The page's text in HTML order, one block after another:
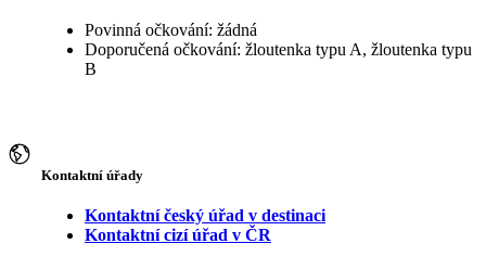
Povinná očkování: žádná
Doporučená očkování: žloutenka typu A, žloutenka typu
B
Kontaktní úřady
Kontaktní český úřad v destinaci
Kontaktní cizí úřad v ČR